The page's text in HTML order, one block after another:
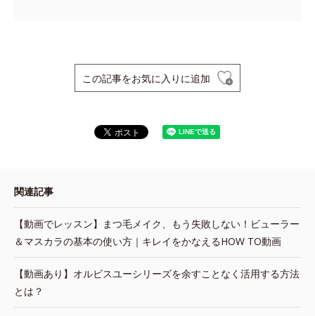
この記事をお気に入りに追加
関連記事
【動画でレッスン】まつ毛メイク、もう失敗しない！ビューラー
＆マスカラの基本の使い方｜キレイをかなえるHOW TO動画
【動画あり】オルビスユーシリーズを余すことなく活用する方法
とは？